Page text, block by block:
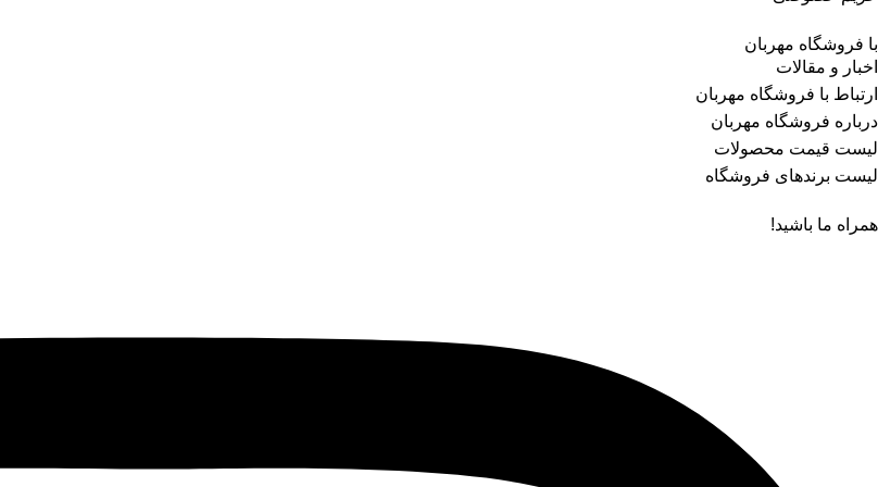
با فروشگاه مهربان
اخبار و مقالات
ارتباط با فروشگاه مهربان
درباره فروشگاه مهربان
لیست قیمت محصولات
لیست برندهای فروشگاه
همراه ما باشید!